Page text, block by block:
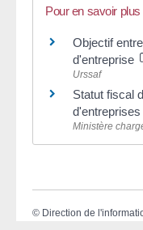
Pour en savoir plus
Objectif
d'entreprise
Urssaf
Statut fiscal
d'entreprises
Ministère
© Direction de